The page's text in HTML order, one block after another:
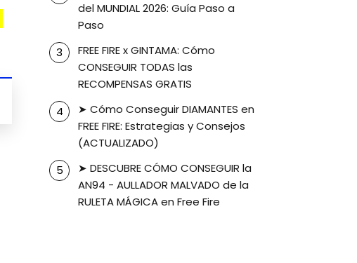
del MUNDIAL 2026: Guía Paso a
Paso
FREE FIRE x GINTAMA: Cómo
CONSEGUIR TODAS las
RECOMPENSAS GRATIS
➤ Cómo Conseguir DIAMANTES en
FREE FIRE: Estrategias y Consejos
(ACTUALIZADO)
➤ DESCUBRE CÓMO CONSEGUIR la
AN94 - AULLADOR MALVADO de la
RULETA MÁGICA en Free Fire